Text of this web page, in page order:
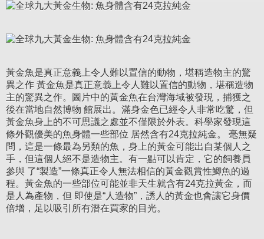
黃金魚是真正意義上令人難以置信的動物，堪稱造物主的驚
異之作 黃金魚是真正意義上令人難以置信的動物，堪稱造物
主的驚異之作。圖片中的黃金魚在台灣海域被發現，捕獲之
後在當地自然博物 館展出。滿身金色已經令人非常吃驚，但
黃金魚身上的不可思議之處並不僅限於外表。科學家發現這
條外觀優美的魚身體一些部位 居然含有24克拉純金。 毫無疑
問，這是一條最為另類的魚，身上的黃金可能出自某個人之
手，但這個人絕不是造物主。有一點可以肯定，它的飼養員
參與 了“製造”一條真正令人無法相信的黃金觀賞性鯽魚的過
程。黃金魚的一些部位可能並非天生就含有24克拉黃金，而
是人為產物，但 即使是“人造物”，誘人的黃金也會讓它身價
倍增，足以吸引所有潛在買家的目光。